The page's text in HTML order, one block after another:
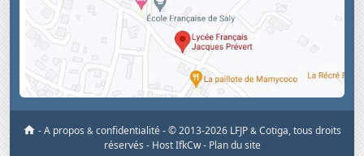
-A propos & confidentialité-© 2013-2026 LFJP & Cotiga, tous droits
réservés - Host IfkCw - Plan du site